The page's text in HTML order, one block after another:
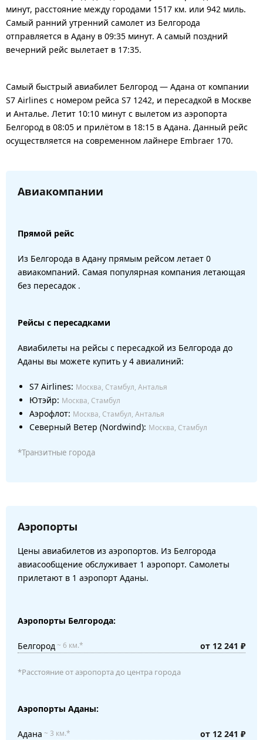
минут, расстояние между городами 1517 км. или 942 миль.
Самый ранний утренний самолет из Белгорода
отправляется в Адану в 09:35 минут. А самый поздний
вечерний рейс вылетает в 17:35.
Самый быстрый авиабилет Белгород — Адана от компании
S7 Airlines с номером рейса S7 1242, и пересадкой в Москве
и Анталье. Летит 10:10 минут с вылетом из аэропорта
Белгород в 08:05 и прилётом в 18:15 в Адана. Данный рейс
осуществляется на современном лайнере Embraer 170.
Авиакомпании
Прямой рейс
Из Белгорода в Адану прямым рейсом летает 0
авиакомпаний. Самая популярная компания летающая
без пересадок .
Рейсы с пересадками
Авиабилеты на рейсы с пересадкой из Белгорода до
Аданы вы можете купить у 4 авиалиний:
S7 Airlines: Москва, Стамбул, Анталья
Ютэйр: Москва, Стамбул
Аэрофлот: Москва, Стамбул, Анталья
Северный Ветер (Nordwind): Москва, Стамбул
*Транзитные города
Аэропорты
Цены авиабилетов из аэропортов. Из Белгорода
авиасообщение обслуживает 1 аэропорт. Самолеты
прилетают в 1 аэропорт Аданы.
Аэропорты Белгорода:
Белгород ~ 6 км.* от 12 241 ₽
*Расстояние от аэропорта до центра города
Аэропорты Аданы:
Адана ~ 3 км.* от 12 241 ₽